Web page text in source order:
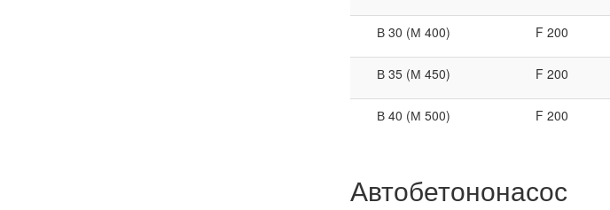
В 30 (М 400) F 200
В 35 (М 450) F 200
В 40 (М 500) F 200
Автобетононасос